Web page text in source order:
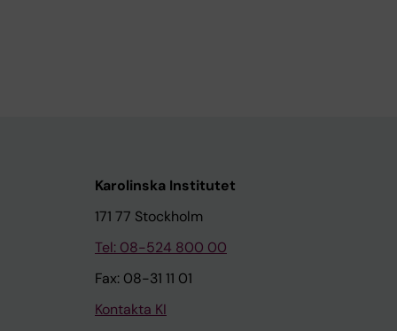
Karolinska Institutet
171 77 Stockholm
Tel: 08-524 800 00
Fax: 08-31 11 01
Kontakta KI